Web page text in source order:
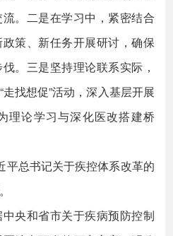
。二是在学习中，紧密结合
策、新任务开展研讨，确保
。三是坚持理论联系实际，
找想促”活动，深入基层开展
理论学习与深化医改搭建桥
总书记关于疾控体系改革的
央和省市关于疾病预防控制